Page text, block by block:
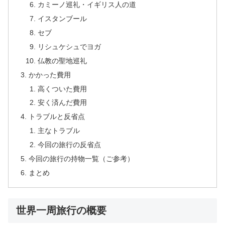
カミーノ巡礼・イギリス人の道
イスタンブール
セブ
リシュケシュでヨガ
仏教の聖地巡礼
かかった費用
高くついた費用
安く済んだ費用
トラブルと反省点
主なトラブル
今回の旅行の反省点
今回の旅行の持物一覧（ご参考）
まとめ
世界一周旅行の概要